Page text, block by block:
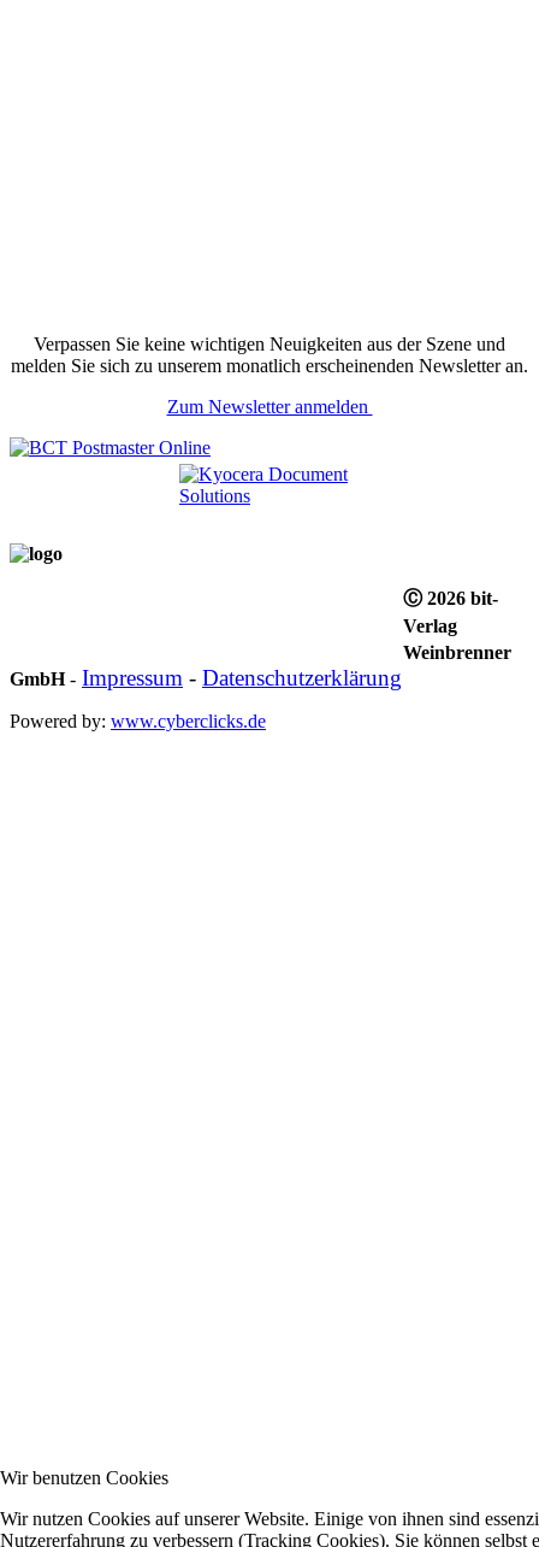
Verpassen Sie keine wichtigen Neuigkeiten aus der Szene und
melden Sie sich zu unserem monatlich erscheinenden Newsletter an.
Zum Newsletter anmelden
Ⓒ 2026 bit-
Verlag
Weinbrenner
GmbH- Impressum - Datenschutzerklärung
Powered by: www.cyberclicks.de
Wir benutzen Cookies
Wir nutzen Cookies auf unserer Website. Einige von ihnen sind
Nutzererfahrung zu verbessern (Tracking Cookies). Sie können